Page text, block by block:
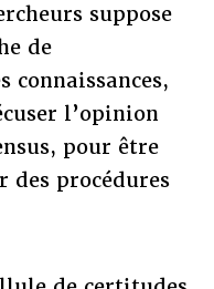
suppose
de
l’opinion
pour être
procédures